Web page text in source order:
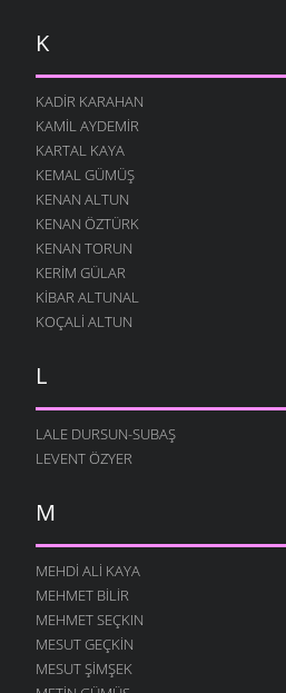
K
KADIR KARAHAN
KAMIL AYDEMIR
KARTAL KAYA
KEMAL GÜMÜŞ
KENAN ALTUN
KENAN ÖZTÜRK
KENAN TORUN
KERIM GÜLAR
KIBAR ALTUNAL
KOÇALI ALTUN
L
LALE DURSUN-SUBAŞ
LEVENT ÖZYER
M
MEHDI ALI KAYA
MEHMET BILIR
MEHMET SEÇKIN
MESUT GEÇKIN
MESUT ŞIMŞEK